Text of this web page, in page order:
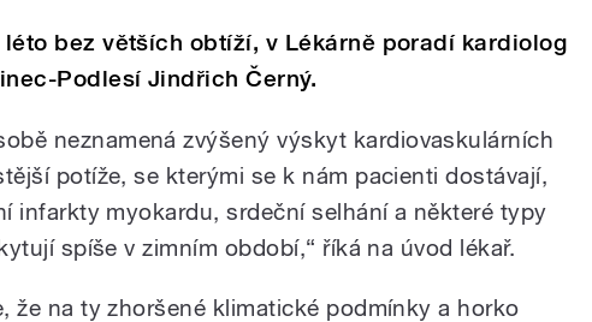
bez větších obtíží, v Lékárně poradí kardiolog
Podlesí Jindřich Černý.
neznamená zvýšený výskyt kardiovaskulárních
potíže, se kterými se k nám pacienti dostávají,
infarkty myokardu, srdeční selhání a některé typy
spíše v zimním období,“ říká na úvod lékař.
že na ty zhoršené klimatické podmínky a horko